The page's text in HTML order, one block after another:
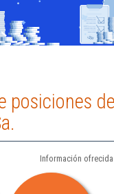
posiciones
Información